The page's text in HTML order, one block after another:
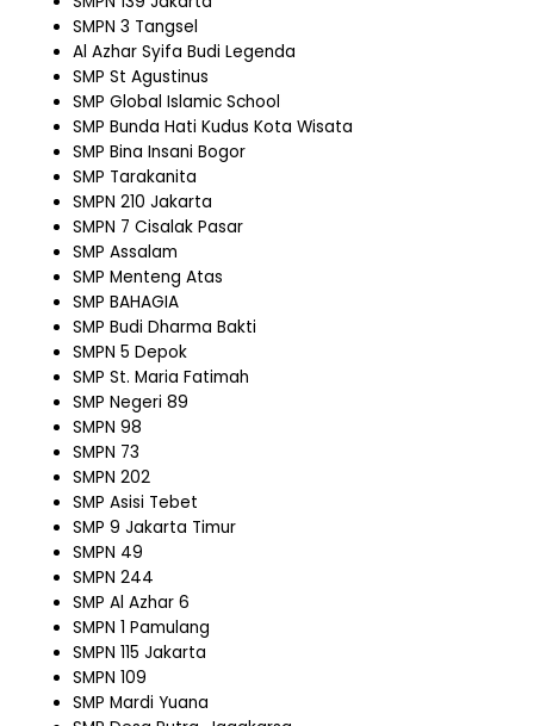
SMPN 3 Tangsel
Al Azhar Syifa Budi Legenda
SMP St Agustinus
SMP Global Islamic School
SMP Bunda Hati Kudus Kota Wisata
SMP Bina Insani Bogor
SMP Tarakanita
SMPN 210 Jakarta
SMPN 7 Cisalak Pasar
SMP Assalam
SMP Menteng Atas
SMP BAHAGIA
SMP Budi Dharma Bakti
SMPN 5 Depok
SMP St. Maria Fatimah
SMP Negeri 89
SMPN 98
SMPN 73
SMPN 202
SMP Asisi Tebet
SMP 9 Jakarta Timur
SMPN 49
SMPN 244
SMP Al Azhar 6
SMPN 1 Pamulang
SMPN 115 Jakarta
SMPN 109
SMP Mardi Yuana